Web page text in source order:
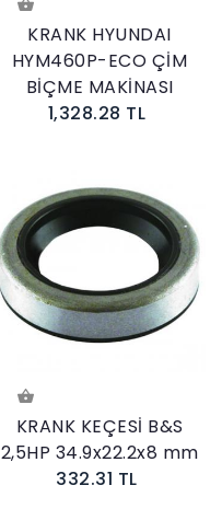
KRANK HYUNDAI
HYM460P-ECO ÇİM
BİÇME MAKİNASI
1,328.28 TL
KRANK KEÇESİ B&S
2,5HP 34.9x22.2x8 mm
332.31 TL